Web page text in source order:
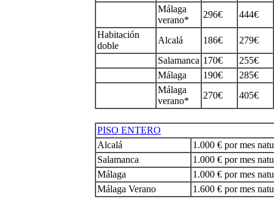
Málaga
verano*
296€
444€
Habitación
doble
Alcalá 186€
279€
Salamanca 170€
255€
Málaga
190€
285€
Málaga
verano*
270€ 405€
PISO ENTERO
Alcalá
1.000 € por mes
Salamanca
1.000 € por mes
Málaga
1.000 € por mes
Málaga Verano
1.600 € por mes